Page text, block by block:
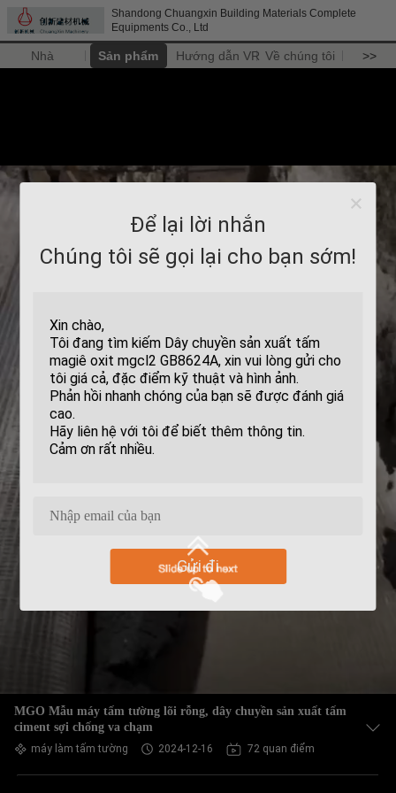
Shandong Chuangxin Building Materials Complete
Equipments Co., Ltd
Nhà Sản phẩm Hướng dẫn VR Về chúng tôi >>
Để lại lời nhắn
Chúng tôi sẽ gọi lại cho bạn sớm!
Gửi đi
MGO Mẫu máy tấm tường lõi rỗng, dây chuyền sản xuất tấm
ciment sợi chống va chạm
máy làm tấm tường 2024-12-16 72 quan điểm